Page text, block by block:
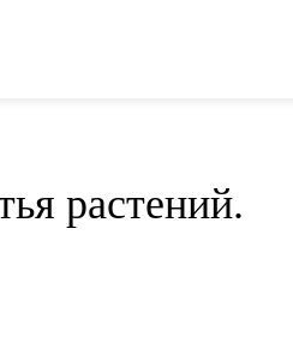
растений.